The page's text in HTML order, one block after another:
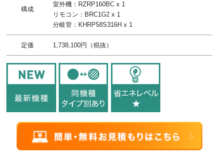
構成
室外機：RZRP160BC x 1
リモコン：BRC1G2 x 1
分岐管：KHRP58S316H x 1
定価 1,738,100円（税抜）